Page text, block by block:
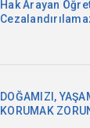
Hak Arayan
DOĞAMIZI,
KORUMAK